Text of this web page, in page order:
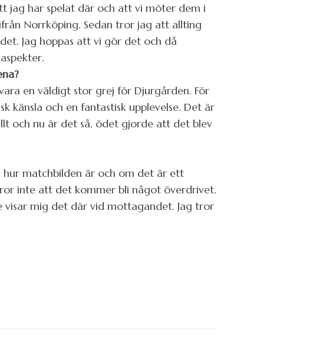
jag har spelat där och att vi möter dem i
Norrköping. Sedan tror jag att allting
Jag hoppas att vi gör det och då
en väldigt stor grej för Djurgården. För
känsla och en fantastisk upplevelse. Det är
och nu är det så, ödet gjorde att det blev
hur matchbilden är och om det är ett
inte att det kommer bli något överdrivet.
visar mig det där vid mottagandet. Jag tror